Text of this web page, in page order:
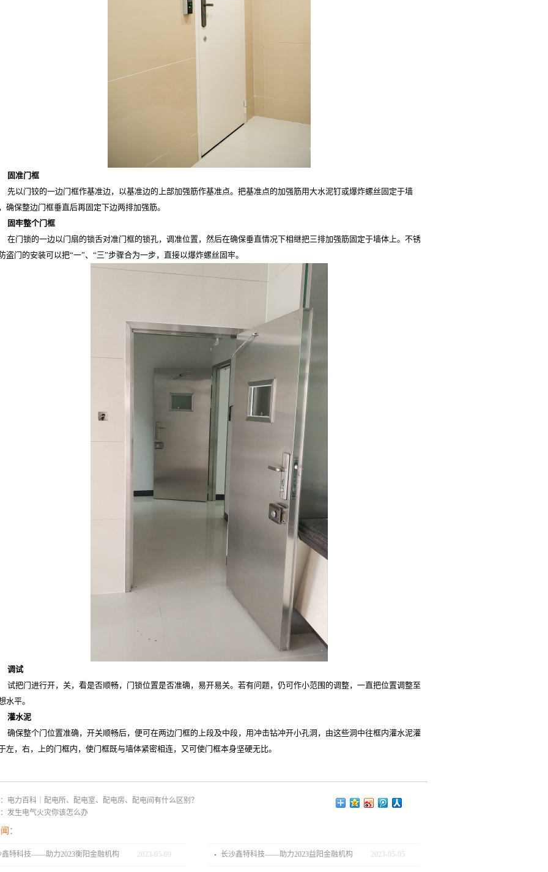
固准门框
先以门铰的一边门框作基准边，以基准边的上部加强筋作基准点。把基准点的加强筋用大水泥钉或爆炸螺丝固定于墙
确保整边门框垂直后再固定下边两排加强筋。
固牢整个门框
在门锁的一边以门扇的锁舌对准门框的锁孔，调准位置，然后在确保垂直情况下相继把三排加强筋固定于墙体上。不锈
盗门的安装可以把“一”、“三”步骤合为一步，直接以爆炸螺丝固牢。
调试
试把门进行开，关，看是否顺畅，门锁位置是否准确，易开易关。若有问题，仍可作小范围的调整，一直把位置调整至
水平。
灌水泥
确保整个门位置准确，开关顺畅后，便可在两边门框的上段及中段，用冲击钻冲开小孔洞，由这些洞中往框内灌水泥灌
左，右，上的门框内，使门框既与墙体紧密相连，又可使门框本身坚硬无比。
电力百科｜配电所、配电室、配电房、配电间有什么区别？
发生电气火灾你该怎么办
：
鑫特科技——助力2023衡阳金融机构 2023 - 05- 09 长沙鑫特科技——助力2023益阳金融机构 2023 - 05- 05